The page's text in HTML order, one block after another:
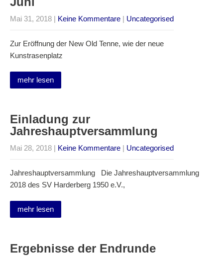
Mai 31, 2018 | Keine Kommentare | Uncategorised
Zur Eröffnung der New Old Tenne, wie der neue
Kunstrasenplatz
mehr lesen
Einladung zur
Jahreshauptversammlung
Mai 28, 2018 | Keine Kommentare | Uncategorised
Jahreshauptversammlung Die Jahreshauptversammlung
2018 des SV Harderberg 1950 e.V.,
mehr lesen
Ergebnisse der Endrunde